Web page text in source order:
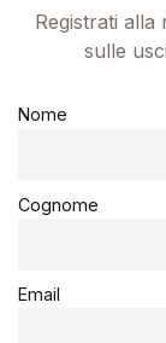
Registrati
sulle
Nome
Cognome
Email